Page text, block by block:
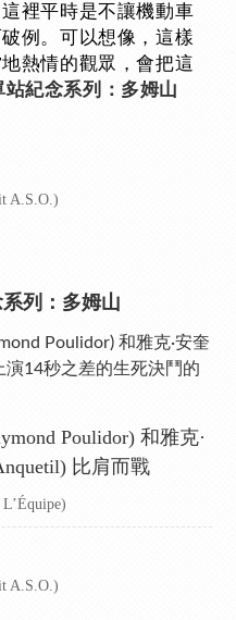
裡平時是不讓機動車
例。可以想像，這樣
熱情的觀眾，會把這
紀念系列：多姆山
A.S.O.)
列：多姆山
Poulidor) 和雅克·
比肩而戰
A.S.O.)